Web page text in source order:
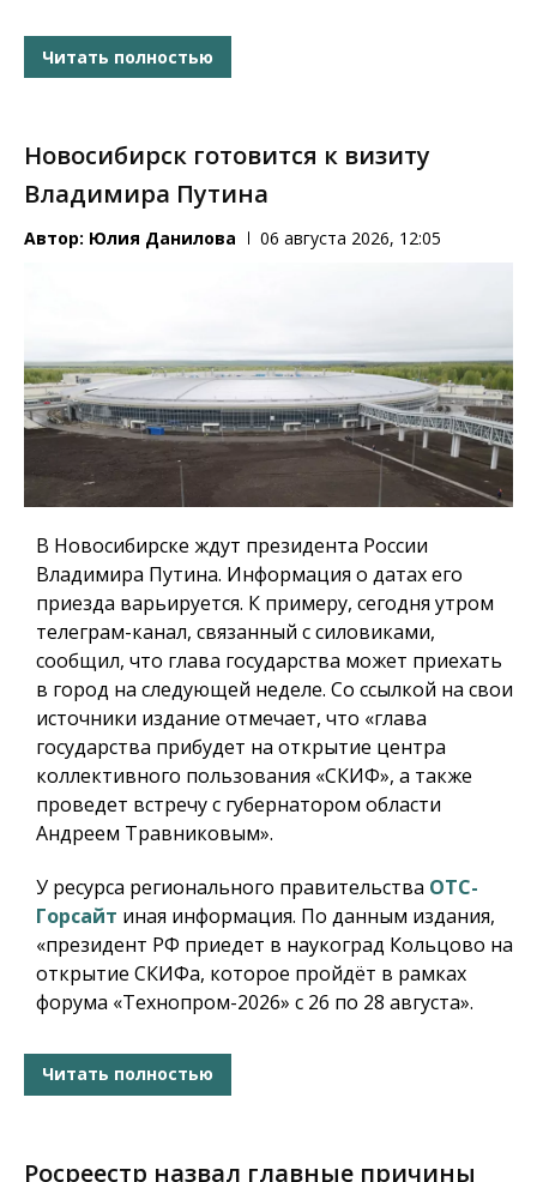
Читать полностью
Новосибирск готовится к визиту
Владимира Путина
Автор: Юлия Данилова 06 августа 2026, 12:05
В Новосибирске ждут президента России
Владимира Путина. Информация о датах его
приезда варьируется. К примеру, сегодня утром
телеграм-канал, связанный с силовиками,
сообщил, что глава государства может приехать
в город на следующей неделе. Со ссылкой на свои
источники издание отмечает, что «глава
государства прибудет на открытие центра
коллективного пользования «СКИФ», а также
проведет встречу с губернатором области
Андреем Травниковым».
У ресурса регионального правительства ОТС-
Горсайт иная информация. По данным издания,
«президент РФ приедет в наукоград Кольцово на
открытие СКИФа, которое пройдёт в рамках
форума «Технопром-2026» с 26 по 28 августа».
Читать полностью
Росреестр назвал главные причины